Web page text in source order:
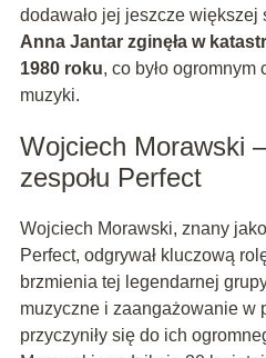
dodawało jej jeszcze większej
Anna Jantar zginęła w
1980 roku, co było ogromnym
muzyki.
Wojciech Morawski
zespołu Perfect
Wojciech Morawski, znany
Perfect, odgrywał kluczową
brzmienia tej legendarnej
muzyczne i zaangażowanie w
przyczyniły się do ich